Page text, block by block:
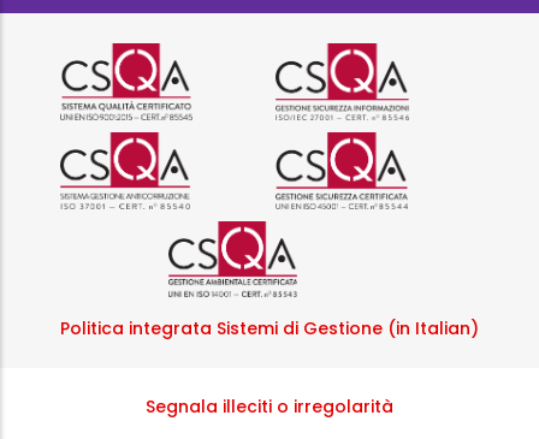
Logo certificazione ISO 9001
Logo
Logo certificazione ISO 37001
Logo
Logo certificazione ISO
Politica integrata Sistemi di Gestione (in Italian)
Segnala illeciti o irregolarità